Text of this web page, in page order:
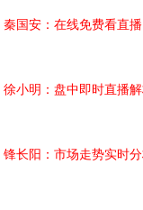
秦国安：在线免费看直播
徐小明：盘中即时直播
锋长阳：市场走势实时